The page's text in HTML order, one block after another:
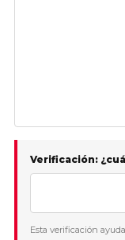
Verificación:
Esta verificación